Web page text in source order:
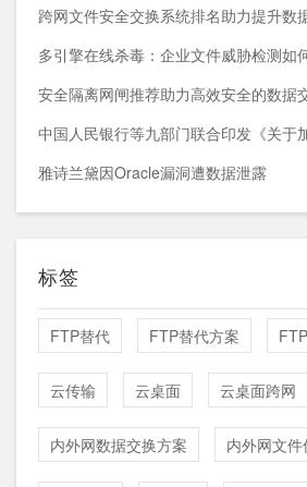
跨网文件安全交换系统排名助力提升数
多引擎在线杀毒：企业文件威胁检测如
安全隔离网闸推荐助力高效安全的数据
雅诗兰黛因Oracle漏洞遭数据泄露
标签
FTP替代 FTP替代方案
云传输 云桌面 云桌面跨网
内外网数据交换方案 内外网文件